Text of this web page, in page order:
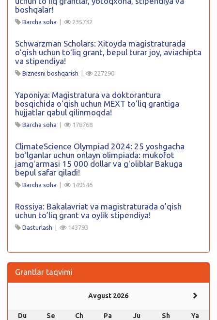
boshqalar!
Barcha soha | 235732
Schwarzman Scholars: Xitoyda magistraturada
oʻqish uchun toʻliq grant, bepul turar joy, aviachipta
va stipendiya!
Biznesni boshqarish | 227290
Yaponiya: Magistratura va doktorantura
bosqichida oʻqish uchun MEXT toʻliq grantiga
hujjatlar qabul qilinmoqda!
Barcha soha | 178768
ClimateScience Olympiad 2024: 25 yoshgacha
boʻlganlar uchun onlayn olimpiada: mukofot
jamgʻarmasi 15 000 dollar va gʻoliblar Bakuga
bepul safar qiladi!
Barcha soha | 149546
Rossiya: Bakalavriat va magistraturada o’qish
uchun to’liq grant va oylik stipendiya!
Dasturlash | 143793
Grantlar taqvimi
Avgust 2026
Du Se Ch Pa Ju Sh
Ya